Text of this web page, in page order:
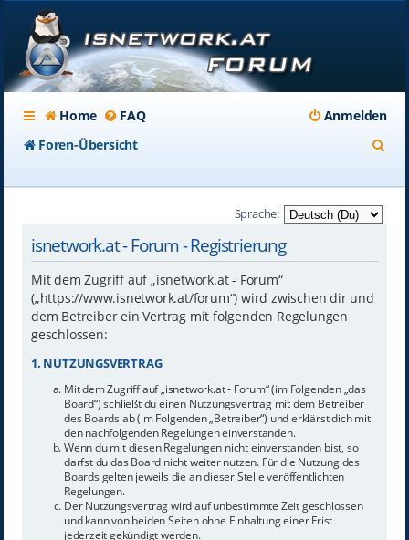
Home FAQ
Anmelden
Foren-Übersicht
Sprache:
isnetwork.at - Forum - Registrierung
Mit dem Zugriff auf „isnetwork.at - Forum“
(„https://www.isnetwork.at/forum“) wird zwischen dir und
dem Betreiber ein Vertrag mit folgenden Regelungen
geschlossen:
1. NUTZUNGSVERTRAG
Mit dem Zugriff auf „isnetwork.at - Forum“ (im Folgenden „das
Board“) schließt du einen Nutzungsvertrag mit dem Betreiber
des Boards ab (im Folgenden „Betreiber“) und erklärst dich mit
den nachfolgenden Regelungen einverstanden.
Wenn du mit diesen Regelungen nicht einverstanden bist, so
darfst du das Board nicht weiter nutzen. Für die Nutzung des
Boards gelten jeweils die an dieser Stelle veröffentlichten
Regelungen.
Der Nutzungsvertrag wird auf unbestimmte Zeit geschlossen
und kann von beiden Seiten ohne Einhaltung einer Frist
jederzeit gekündigt werden.